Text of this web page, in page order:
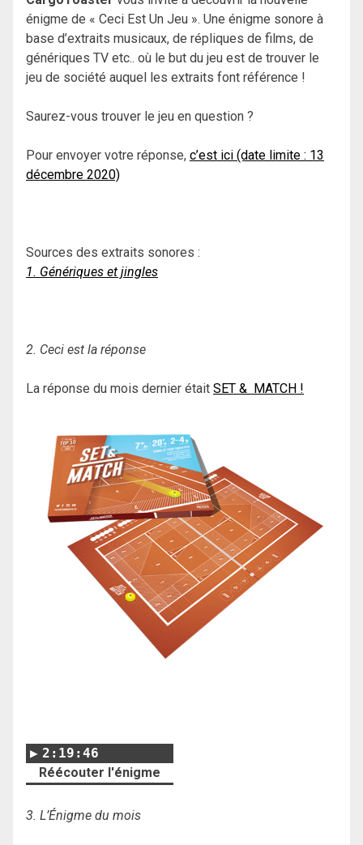
énigme de « Ceci Est Un Jeu ». Une énigme sonore à
base d’extraits musicaux, de répliques de films, de
génériques TV etc.. où le but du jeu est de trouver le
jeu de société auquel les extraits font référence !
Saurez-vous trouver le jeu en question ?
Pour envoyer votre réponse, c’est ici (date limite : 13
décembre 2020)
Sources des extraits sonores :
1. Génériques et jingles
2. Ceci est la réponse
La réponse du mois dernier était SET & MATCH !
2:19:46
Réécouter l'énigme
3. L’Énigme du mois